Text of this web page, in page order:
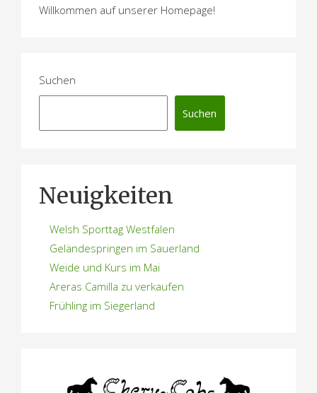
Willkommen auf unserer Homepage!
Suchen
Suchen
Neuigkeiten
Welsh Sporttag Westfalen
Geländespringen im Sauerland
Weide und Kurs im Mai
Areras Camilla zu verkaufen
Frühling im Siegerland